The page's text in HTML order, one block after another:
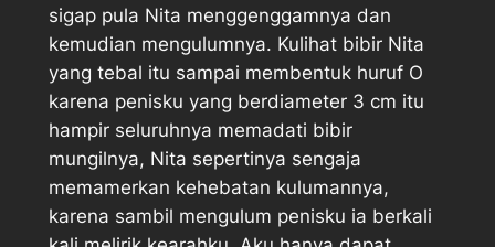
sigap pula Nita menggenggamnya dan
kemudian mengulumnya. Kulihat bibir Nita
yang tebal itu sampai membentuk huruf O
karena penisku yang berdiameter 3 cm itu
hampir seluruhnya memadati bibir
mungilnya, Nita sepertinya sengaja
memamerkan kehebatan kulumannya,
karena sambil mengulum penisku ia berkali